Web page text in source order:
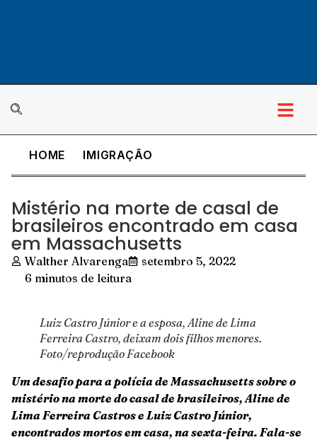
HOME IMIGRAÇÃO
Mistério na morte de casal de
brasileiros encontrado em casa
em Massachusetts
Walther Alvarenga
setembro 5, 2022
6 minutos de leitura
Luiz Castro Júnior e a esposa, Aline de Lima
Ferreira Castro, deixam dois filhos menores.
Foto/reprodução Facebook
Um desafio para a polícia de Massachusetts sobre o
mistério na morte do casal de brasileiros, Aline de
Lima Ferreira Castros e Luiz Castro Júnior,
encontrados mortos em casa, na sexta-feira. Fala-se